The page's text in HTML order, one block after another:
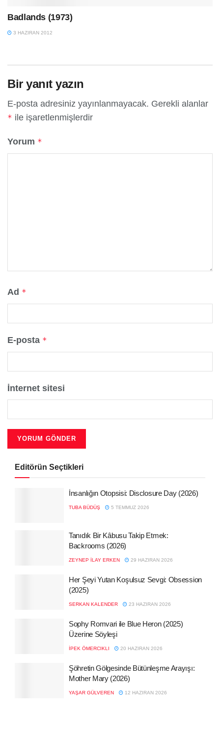
Badlands (1973)
3 HAZIRAN 2012
Bir yanıt yazın
E-posta adresiniz yayınlanmayacak. Gerekli alanlar
* ile işaretlenmişlerdir
Yorum *
Ad *
E-posta *
İnternet sitesi
Editörün Seçtikleri
İnsanlığın Otopsisi: Disclosure Day (2026)
TUBA BÜDÜŞ 5 TEMMUZ 2026
Tanıdık Bir Kâbusu Takip Etmek:
Backrooms (2026)
ZEYNEP İLAY ERKEN 29 HAZIRAN 2026
Her Şeyi Yutan Koşulsuz Sevgi: Obsession
(2025)
SERKAN KALENDER 23 HAZIRAN 2026
Sophy Romvari ile Blue Heron (2025)
Üzerine Söyleşi
İPEK ÖMERCIKLI 20 HAZIRAN 2026
Şöhretin Gölgesinde Bütünleşme Arayışı:
Mother Mary (2026)
YAŞAR GÜLVEREN 12 HAZIRAN 2026